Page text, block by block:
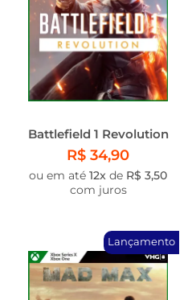
Battlefield 1 Revolution
R$ 34,90
ou em até 12x de R$ 3,50
com juros
Lançamento